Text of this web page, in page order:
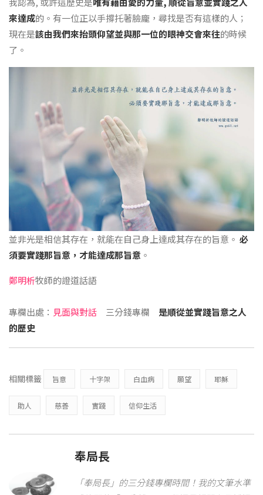
來達成的。有一位正以手撐托著臉龐，尋找是否有這樣的人；
現在是該由我們來抬頭仰望並與那一位的眼神交會來往的時候
了。
並非光是相信其存在，就能在自己身上達成其存在的旨意。 必
須要實踐那旨意，才能達成那旨意 。
鄭明析牧師的證道話語
專欄出處： 見面與對話 三分錢專欄 是順從並實踐旨意之人
的歷史
相關標籤 旨意 十字架 白血病 願望 耶穌
助人 慈善 實踐 信仰生活
奉局長
「奉局長」的三分錢專欄時間！我的文筆水準